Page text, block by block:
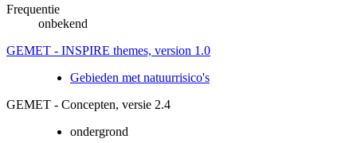
Frequentie
onbekend
GEMET - INSPIRE themes, version 1.0
Gebieden met natuurrisico's
GEMET - Concepten, versie 2.4
ondergrond